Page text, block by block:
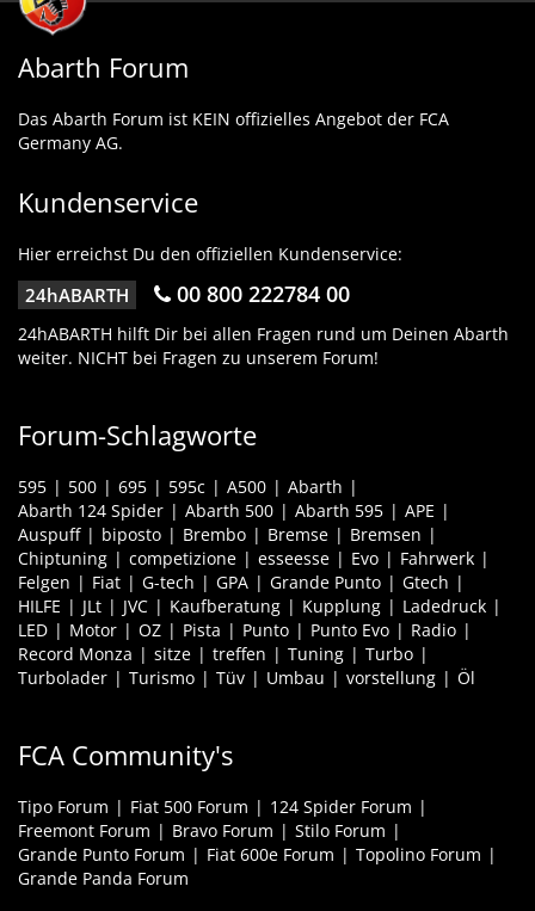
Abarth Forum
Das Abarth Forum ist KEIN offizielles Angebot der FCA
Germany AG.
Kundenservice
Hier erreichst Du den offiziellen Kundenservice:
24hABARTH 00 800 222784 00
24hABARTH hilft Dir bei allen Fragen rund um Deinen Abarth
weiter. NICHT bei Fragen zu unserem Forum!
Forum-Schlagworte
595 500 695 595c A500
Abarth
Abarth 124 Spider
Abarth 500 Abarth 595
APE
Auspuff
biposto Brembo Bremse
Bremsen
Chiptuning
competizione esseesse Evo
Fahrwerk
Felgen
Fiat G-tech GPA Grande Punto
Gtech
HILFE
JLt JVC Kaufberatung Kupplung
Ladedruck
LED
Motor OZ Pista Punto Punto Evo
Radio
Record Monza
sitze treffen Tuning
Turbo
Turbolader
Turismo Tüv Umbau vorstellung Öl
FCA Community's
Tipo Forum Fiat 500 Forum
124 Spider Forum
Freemont Forum
Bravo Forum
Stilo Forum
Grande Punto Forum
Fiat 600e Forum
Topolino Forum
Grande Panda Forum